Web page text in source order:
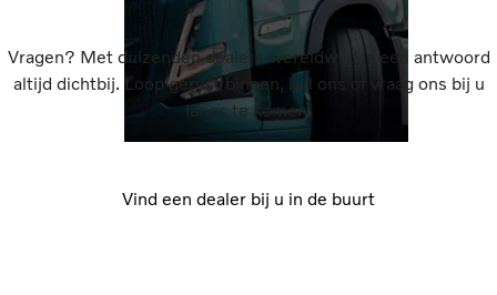
Vragen? Met duizenden dealers wereldwijd is een antwoord
altijd dichtbij. Loop gerust binnen, bel ons of vraag ons bij u
langs te komen.
Vind een dealer bij u in de buurt